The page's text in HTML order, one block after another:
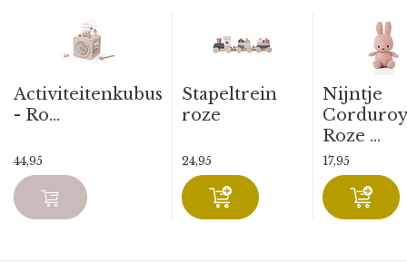
Activiteitenkubus
- Ro...
44,95
Stapeltrein
roze
24,95
Nijntje
Corduroy
Roze ...
17,95